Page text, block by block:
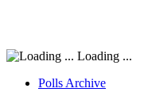
Loading ...
Polls Archive